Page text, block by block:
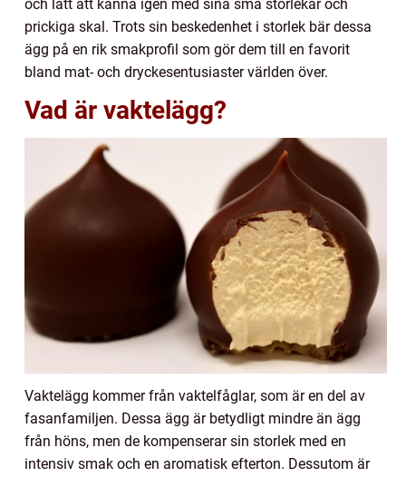
och lätt att känna igen med sina små storlekar och
prickiga skal. Trots sin beskedenhet i storlek bär dessa
ägg på en rik smakprofil som gör dem till en favorit
bland mat- och dryckesentusiaster världen över.
Vad är vaktelägg?
Vaktelägg kommer från vaktelfåglar, som är en del av
fasanfamiljen. Dessa ägg är betydligt mindre än ägg
från höns, men de kompenserar sin storlek med en
intensiv smak och en aromatisk efterton. Dessutom är